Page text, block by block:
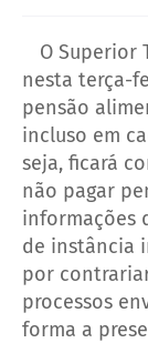
O Superior
nesta terça-
pensão
incluso em
seja, ficará
não pagar
informações
de instância
por
processos
forma a